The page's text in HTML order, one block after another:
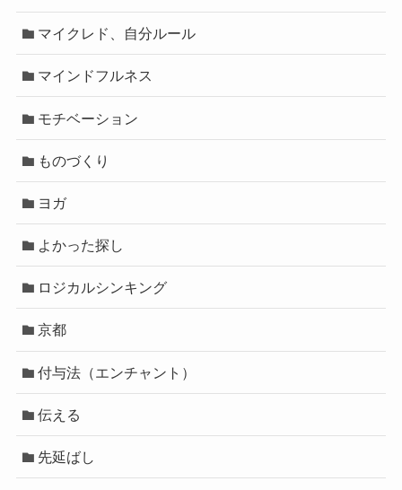
マイクレド、自分ルール
マインドフルネス
モチベーション
ものづくり
ヨガ
よかった探し
ロジカルシンキング
京都
付与法（エンチャント）
伝える
先延ばし